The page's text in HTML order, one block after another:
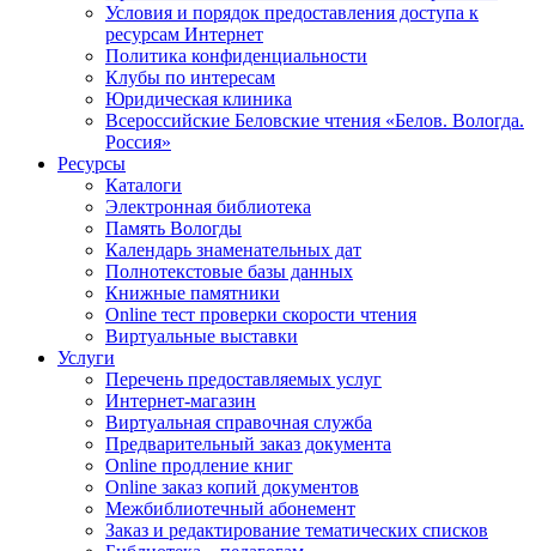
Условия и порядок предоставления доступа к
ресурсам Интернет
Политика конфиденциальности
Клубы по интересам
Юридическая клиника
Всероссийские Беловские чтения «Белов. Вологда.
Россия»
Ресурсы
Каталоги
Электронная библиотека
Память Вологды
Календарь знаменательных дат
Полнотекстовые базы данных
Книжные памятники
Online тест проверки скорости чтения
Виртуальные выставки
Услуги
Перечень предоставляемых услуг
Интернет-магазин
Виртуальная справочная служба
Предварительный заказ документа
Online продление книг
Online заказ копий документов
Межбиблиотечный абонемент
Заказ и редактирование тематических списков